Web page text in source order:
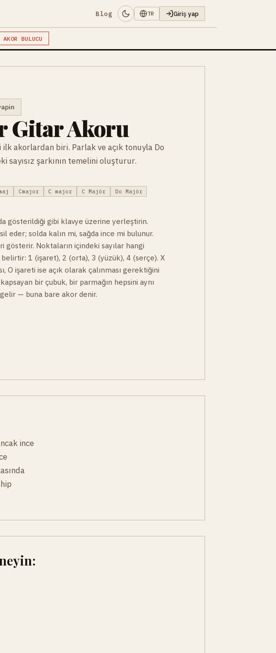
Blog TR Giriş yap
AKOR BULUCU
Gitar Akoru
akorlardan biri. Parlak ve açık tonuyla Do
sayısız şarkının temelini oluşturur.
Cmajor C major C Majör Do Majör
gösterildiği gibi klavye üzerine yerleştirin.
eder; solda kalın mi, sağda ince mi bulunur.
gösterir. Noktaların içindeki sayılar hangi
belirtir: 1 (işaret), 2 (orta), 3 (yüzük), 4 (serçe). X
O işareti ise açık olarak çalınması gerektiğini
bir çubuk, bir parmağın hepsini aynı
gelir — buna bare akor denir.
ince